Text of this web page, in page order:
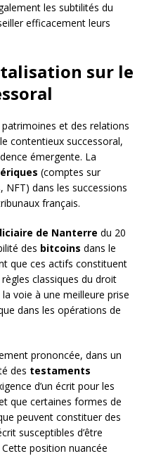
les subtilités du
efficacement leurs
sur le
et des relations
contentieux successoral,
émergente. La
(comptes sur
dans les successions
français.
de Nanterre du 20
des bitcoins dans le
que ces actifs constituent
classiques du droit
voie à une meilleure prise
dans les opérations de
prononcée, dans un
des testaments
d’un écrit pour les
que certaines formes de
peuvent constituer des
susceptibles d’être
position nuancée